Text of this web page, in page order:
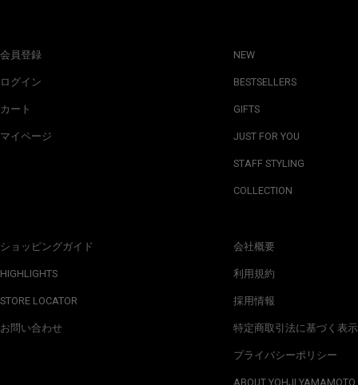
会員登録
ログイン
カート
マイページ
ショッピングガイド
HIGHLIGHTS
STORE LOCATOR
お問い合わせ
NEW
BESTSELLERS
GIFTS
JUST FOR YOU
STAFF STYLING
COLLECTION
会社概要
利用規約
採用情報
特定商取引法に基づく表示
プライバシーポリシー
ABOUT YOHJI YAMAMOTO